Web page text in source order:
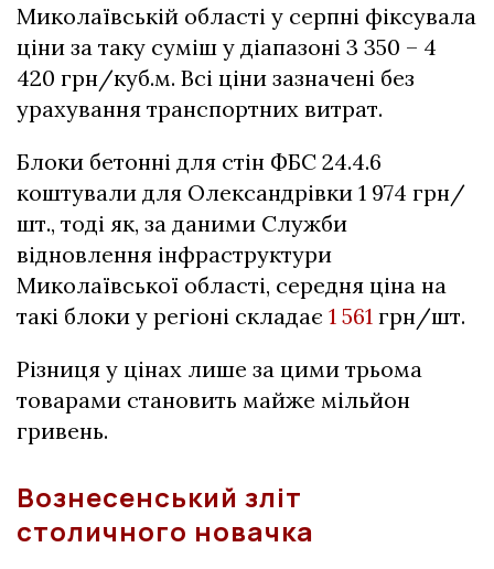
Миколаївській області у серпні фіксувала
ціни за таку суміш у діапазоні 3 350 – 4
420 грн/куб.м. Всі ціни зазначені без
урахування транспортних витрат.
Блоки бетонні для стін ФБС 24.4.6
коштували для Олександрівки 1 974 грн/
шт., тоді як, за даними Служби
відновлення інфраструктури
Миколаївської області, середня ціна на
такі блоки у регіоні складає 1 561 грн/шт.
Різниця у цінах лише за цими трьома
товарами становить майже мільйон
гривень.
Вознесенський зліт
столичного новачка